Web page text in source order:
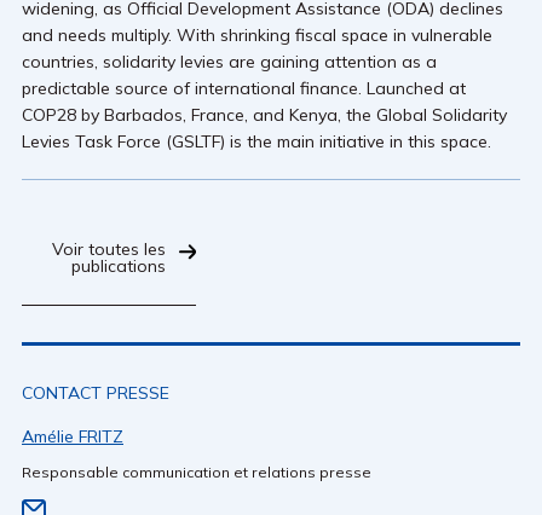
widening, as Official Development Assistance (ODA) declines
and needs multiply. With shrinking fiscal space in vulnerable
countries, solidarity levies are gaining attention as a
predictable source of international finance. Launched at
COP28 by Barbados, France, and Kenya, the Global Solidarity
Levies Task Force (GSLTF) is the main initiative in this space.
Voir toutes les
publications
CONTACT PRESSE
Amélie FRITZ
Responsable communication et relations presse